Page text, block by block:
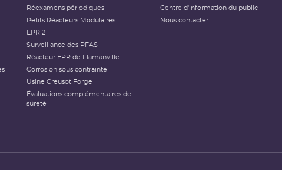
Réexamens périodiques
Petits Réacteurs Modulaires
EPR 2
Surveillance des PFAS
Réacteur EPR de Flamanville
Corrosion sous contrainte
Usine Creusot Forge
Évaluations complémentaires de
sûreté
Centre d'information du public
Nous contacter